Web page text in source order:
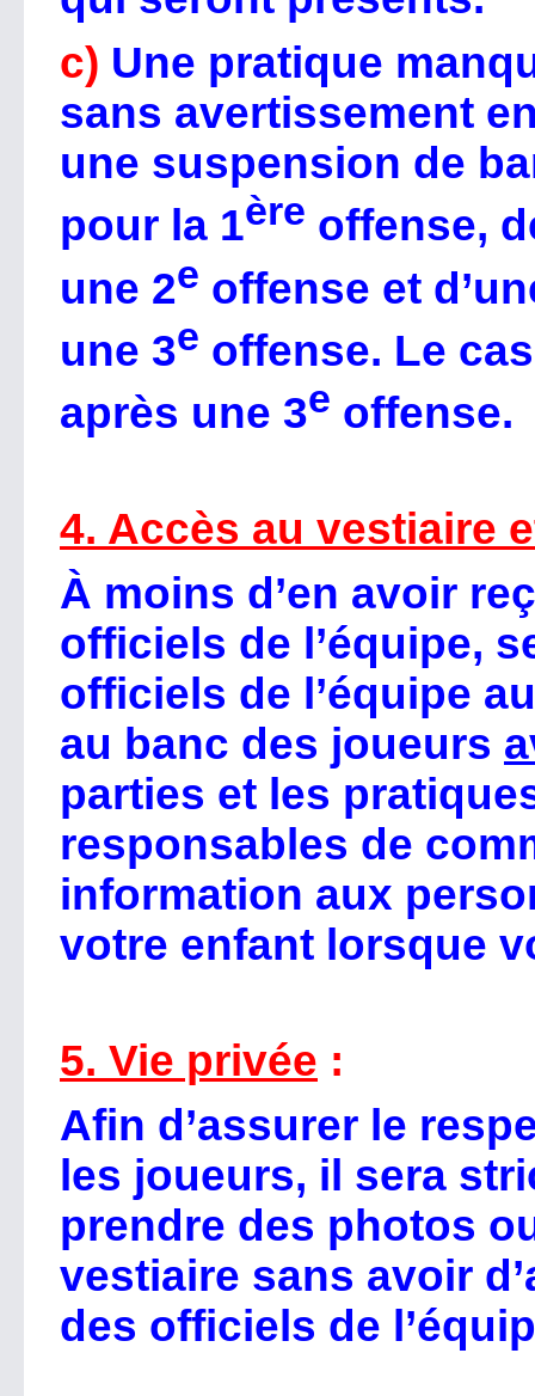
c) Une pratique
sans avertissement
une suspension de
pour la 1ère offense,
une 2e offense et
une 3e offense. Le
après une 3e offense.
4. Accès au vestiaire
À moins d’en avoir
officiels de l’équipe,
officiels de l’équipe
au banc des joueurs
parties et les
responsables de
information aux
votre enfant lorsque
5. Vie privée :
Afin d’assurer le
les joueurs, il sera
prendre des photos
vestiaire sans avoir
des officiels de